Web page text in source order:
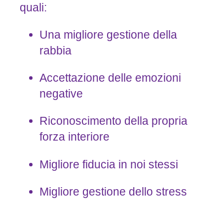
quali:
Una migliore gestione della
rabbia
Accettazione delle emozioni
negative
Riconoscimento della propria
forza interiore
Migliore fiducia in noi stessi
Migliore gestione dello stress